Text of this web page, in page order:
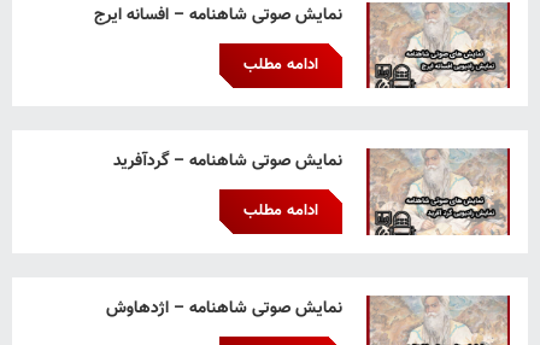
نمایش صوتی شاهنامه – افسانه ایرج
ادامه مطلب
نمایش صوتی شاهنامه – گردآفرید
ادامه مطلب
نمایش صوتی شاهنامه – اژدهاوش